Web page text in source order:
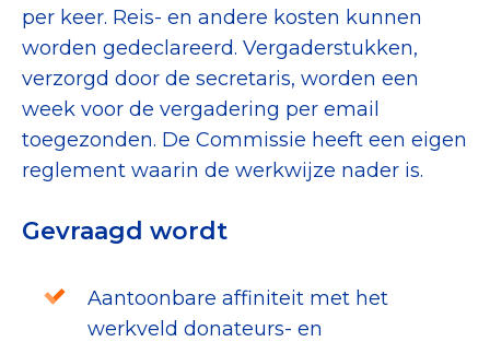
per keer. Reis- en andere kosten kunnen
worden gedeclareerd. Vergaderstukken,
verzorgd door de secretaris, worden een
week voor de vergadering per email
toegezonden. De Commissie heeft een eigen
reglement waarin de werkwijze nader is.
Gevraagd wordt
Aantoonbare affiniteit met het
werkveld donateurs- en